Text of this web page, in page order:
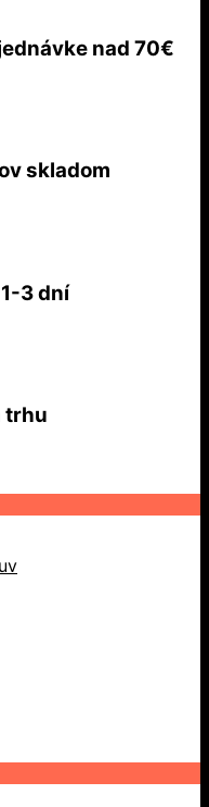
nad 70€
skladom
3 dní
trhu